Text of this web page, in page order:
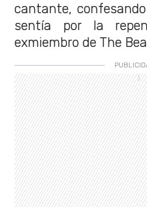
cantante,
sentía por la
exmiembro de The